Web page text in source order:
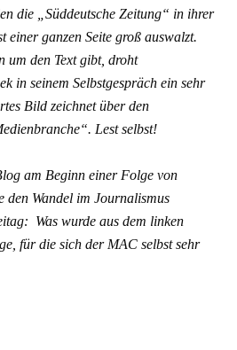
die „Süddeutsche Zeitung“ in ihrer
einer ganzen Seite groß auswalzt.
um den Text gibt, droht
in seinem Selbstgespräch ein sehr
Bild zeichnet über den
Lest selbst!
am Beginn einer Folge von
Wandel im Journalismus
Was wurde aus dem linken
für die sich der MAC selbst sehr